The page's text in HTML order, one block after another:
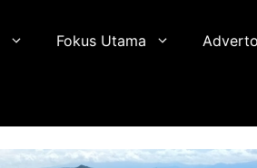
Fokus Utama